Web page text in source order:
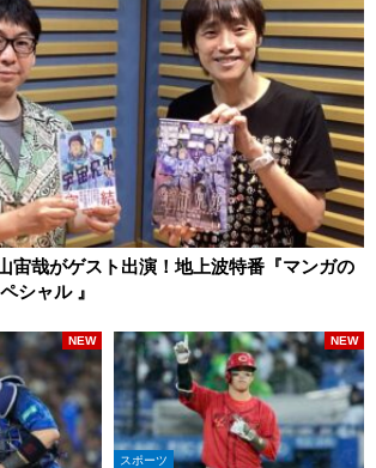
宙哉がゲスト出演！地上波特番『マンガの
シャル 』
NEW
スポーツ
NEW